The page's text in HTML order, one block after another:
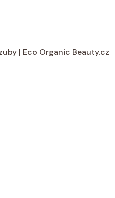
| Eco Organic Beauty.cz